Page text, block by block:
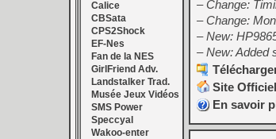
Calice
CBSata
CPS2Shock
EF-Nes
Fan de la NES
GirlFriend Adv.
Landstalker Trad.
Musée Jeux Vidéos
SMS Power
Speccyal
Wakoo-enter
– Change:
– Change:
– New:
– New: Added
Site Officiel
En savoir